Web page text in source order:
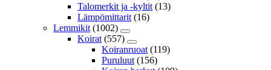
Talomerkit ja -kyltit (13)
Lämpömittarit (16)
Lemmikit (1002)
Koirat (557)
Koiranruoat (119)
Puruluut (156)